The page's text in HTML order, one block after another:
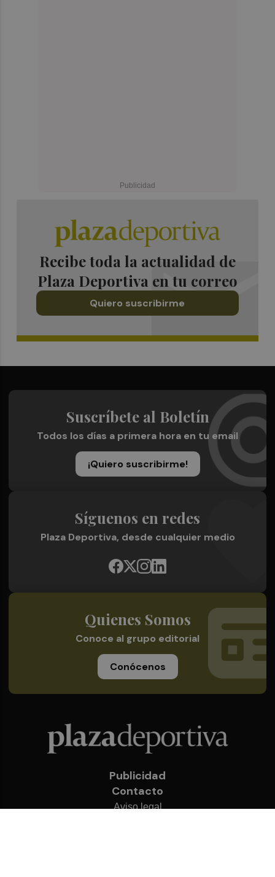
Recibe toda la actualidad de
Plaza Deportiva en tu correo
Quiero suscribirme
Suscríbete al Boletín
Todos los días a primera hora en tu email
¡Quiero suscribirme!
Síguenos en redes
Plaza Deportiva, desde cualquier medio
Quienes Somos
Conoce al grupo editorial
Conócenos
Publicidad
Contacto
Aviso legal